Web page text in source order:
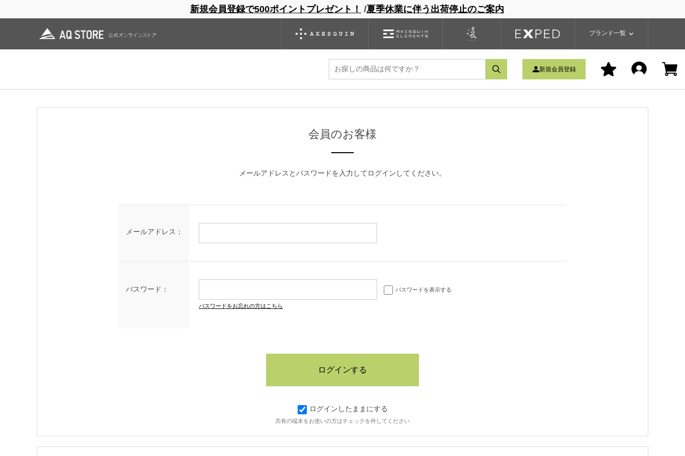
新規会員登録で500ポイントプレゼント！ /夏季休業に伴う出荷停止のご案内
ブランド一覧
ブランドサイト 商品一覧 ブランドサイト 商品一覧
新規会員登録
スリーピングマット バックパック グローブ シノギング アウトレット
ログイン
マイページから発行できます。
会員のお客様
メールアドレスとパスワードを入力してログインしてください。
メールアドレス：
パスワード： パスワードを表示する
パスワードをお忘れの方はこちら
ログインしたままにする
共有の端末をお使いの方はチェックを外してください